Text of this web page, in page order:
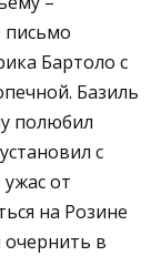
письмо
Бартоло с
Базиль
полюбил
с
от
на Розине
очернить в